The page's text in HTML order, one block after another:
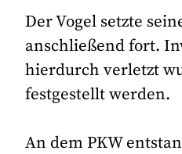
Der Vogel setzte
anschließend fort.
hierdurch verletzt
festgestellt werden.
An dem PKW